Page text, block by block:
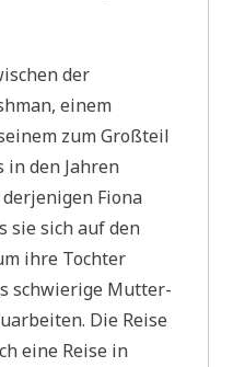
der
einem
zum Großteil
in den Jahren
Fiona
sie sich auf den
ihre Tochter
schwierige Mutter-
Die Reise
eine Reise in